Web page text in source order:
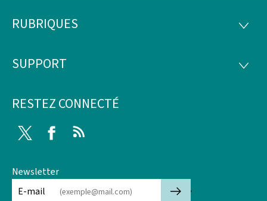
Pied
page
RUBRIQUES
SUPPORT
RESTEZ CONNECTÉ
Twitter Facebook
Newsletter
E-mail
🡒